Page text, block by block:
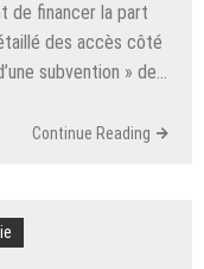
de financer la part
des accès côté
subvention » de…
Continue Reading